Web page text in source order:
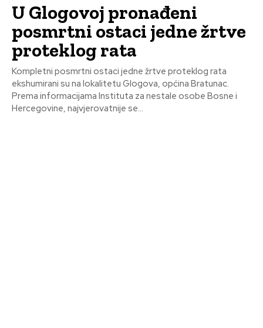
U Glogovoj pronađeni
posmrtni ostaci jedne žrtve
proteklog rata
Kompletni posmrtni ostaci jedne žrtve proteklog rata
ekshumirani su na lokalitetu Glogova, općina Bratunac.
Prema informacijama Instituta za nestale osobe Bosne i
Hercegovine, najvjerovatnije se...